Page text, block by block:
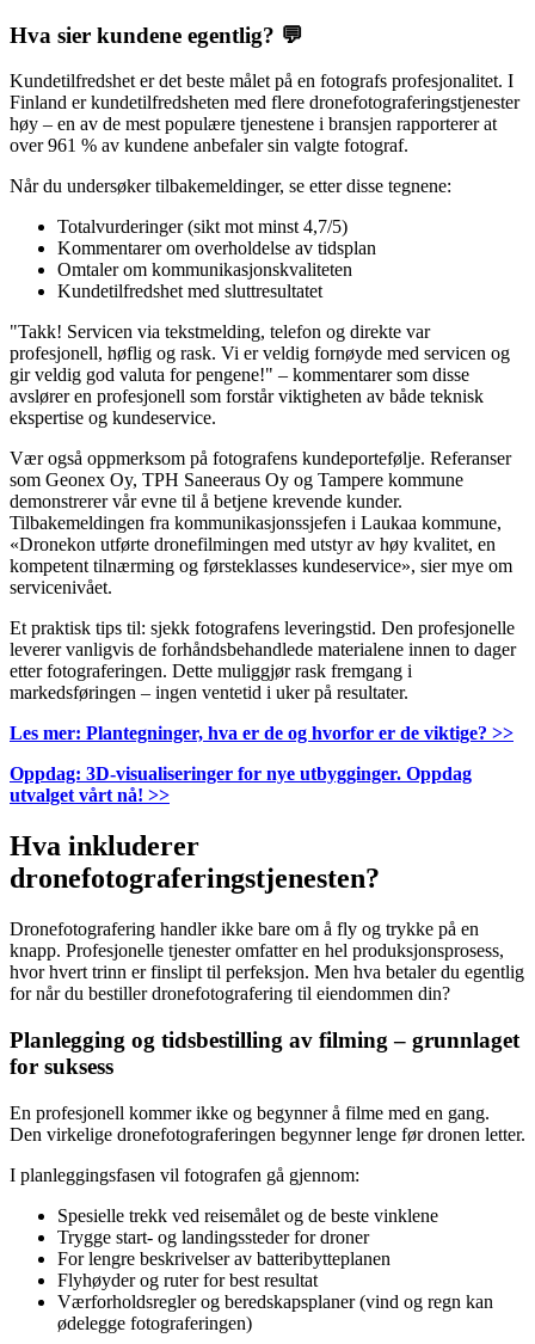
Hva sier kundene egentlig? 💬
Kundetilfredshet er det beste målet på en fotografs profesjonalitet. I
Finland er kundetilfredsheten med flere dronefotograferingstjenester
høy – en av de mest populære tjenestene i bransjen rapporterer at
over 961 % av kundene anbefaler sin valgte fotograf.
Når du undersøker tilbakemeldinger, se etter disse tegnene:
Totalvurderinger (sikt mot minst 4,7/5)
Kommentarer om overholdelse av tidsplan
Omtaler om kommunikasjonskvaliteten
Kundetilfredshet med sluttresultatet
"Takk! Servicen via tekstmelding, telefon og direkte var
profesjonell, høflig og rask. Vi er veldig fornøyde med servicen og
gir veldig god valuta for pengene!" – kommentarer som disse
avslører en profesjonell som forstår viktigheten av både teknisk
ekspertise og kundeservice.
Vær også oppmerksom på fotografens kundeportefølje. Referanser
som Geonex Oy, TPH Saneeraus Oy og Tampere kommune
demonstrerer vår evne til å betjene krevende kunder.
Tilbakemeldingen fra kommunikasjonssjefen i Laukaa kommune,
«Dronekon utførte dronefilmingen med utstyr av høy kvalitet, en
kompetent tilnærming og førsteklasses kundeservice», sier mye om
servicenivået.
Et praktisk tips til: sjekk fotografens leveringstid. Den profesjonelle
leverer vanligvis de forhåndsbehandlede materialene innen to dager
etter fotograferingen. Dette muliggjør rask fremgang i
markedsføringen – ingen ventetid i uker på resultater.
Les mer: Plantegninger, hva er de og hvorfor er de viktige? >>
Oppdag: 3D-visualiseringer for nye utbygginger. Oppdag
utvalget vårt nå! >>
Hva inkluderer
dronefotograferingstjenesten?
Dronefotografering handler ikke bare om å fly og trykke på en
knapp. Profesjonelle tjenester omfatter en hel produksjonsprosess,
hvor hvert trinn er finslipt til perfeksjon. Men hva betaler du egentlig
for når du bestiller dronefotografering til eiendommen din?
Planlegging og tidsbestilling av filming – grunnlaget
for suksess
En profesjonell kommer ikke og begynner å filme med en gang.
Den virkelige dronefotograferingen begynner lenge før dronen letter.
I planleggingsfasen vil fotografen gå gjennom:
Spesielle trekk ved reisemålet og de beste vinklene
Trygge start- og landingssteder for droner
For lengre beskrivelser av batteribytteplanen
Flyhøyder og ruter for best resultat
Værforholdsregler og beredskapsplaner (vind og regn kan
ødelegge fotograferingen)